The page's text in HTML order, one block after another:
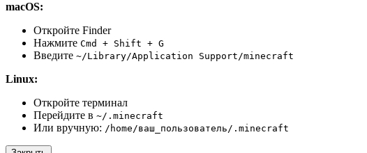
macOS:
Откройте Finder
Нажмите Cmd + Shift + G
Введите ~/Library/Application Support/minecraft
Linux:
Откройте терминал
Перейдите в ~/.minecraft
Или вручную: /home/ваш_пользователь/.minecraft